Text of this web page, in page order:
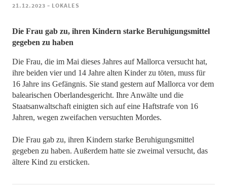
21.12.2023 - LOKALES
​​​​​​​Die Frau gab zu, ihren Kindern starke Beruhigungsmittel
gegeben zu haben
Die Frau, die im Mai dieses Jahres auf Mallorca versucht hat,
ihre beiden vier und 14 Jahre alten Kinder zu töten, muss für
16 Jahre ins Gefängnis. Sie stand gestern auf Mallorca vor dem
balearischen Oberlandesgericht. Ihre Anwälte und die
Staatsanwaltschaft einigten sich auf eine Haftstrafe von 16
Jahren, wegen zweifachen versuchten Mordes.
Die Frau gab zu, ihren Kindern starke Beruhigungsmittel
gegeben zu haben. Außerdem hatte sie zweimal versucht, das
ältere Kind zu ersticken.